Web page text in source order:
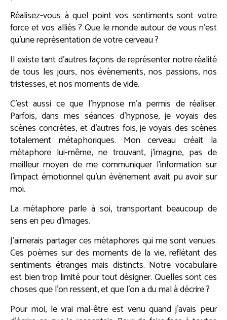
Réalisez-vous à quel point vos sentiments sont votre
force et vos alliés ? Que le monde autour de vous n’est
qu’une représentation de votre cerveau ?
Il existe tant d’autres façons de représenter notre réalité
de tous les jours, nos évènements, nos passions, nos
tristesses, et nos moments de vide.
C’est aussi ce que l’hypnose m’a permis de réaliser.
Parfois, dans mes séances d’hypnose, je voyais des
scènes concrètes, et d’autres fois, je voyais des scènes
totalement métaphoriques. Mon cerveau créait la
métaphore lui-même, ne trouvant, j’imagine, pas de
meilleur moyen de me communiquer l’information sur
l’impact émotionnel qu’un évènement avait pu avoir sur
moi.
La métaphore parle à soi, transportant beaucoup de
sens en peu d’images.
J’aimerais partager ces métaphores qui me sont venues.
Ces poèmes sur des moments de la vie, reflétant des
sentiments étranges mais distincts. Notre vocabulaire
est bien trop limité pour tout désigner. Quelles sont ces
choses que l’on ressent, et que l’on a du mal à décrire ?
Pour moi, le vrai mal-être est venu quand j’avais peur